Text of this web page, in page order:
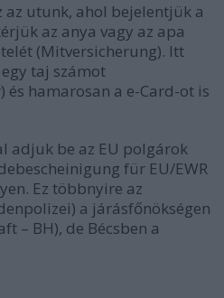
az utunk, ahol bejelentjük a
az anya vagy az apa
(Mitversicherung). Itt
taj számot
és hamarosan a e-Card-ot is
adjuk be az EU polgárok
für EU/EWR
Ez többnyire az
a járásfőnökségen
– BH), de Bécsben a